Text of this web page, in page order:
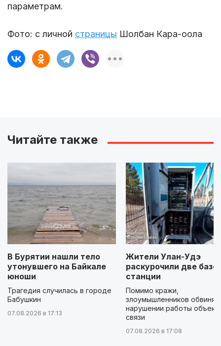
параметрам.
Фото: с личной страницы Шолбан Кара-оола
Читайте также
В Бурятии нашли тело
утонувшего на Байкале
юноши
Трагедия случилась в городе
Бабушкин
07.08.2026 в 17:13
Жители Улан-Удэ
раскурочили две
станции
Помимо кражи,
злоумышленников
нарушении работы
связи
07.08.2026 в 17:08